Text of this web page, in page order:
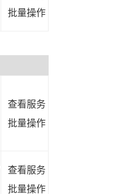
批量操作
查看服务
批量操作
查看服务
批量操作